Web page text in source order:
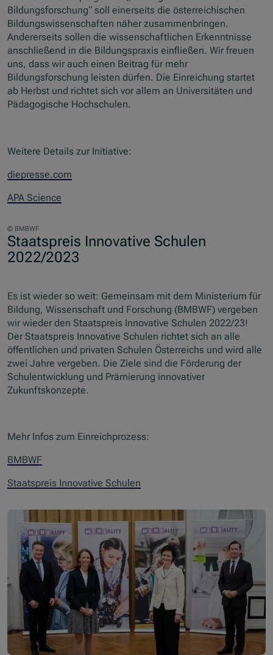
Bildungsforschung“ soll einerseits die österreichischen
Bildungswissenschaften näher zusammenbringen.
Andererseits sollen die wissenschaftlichen Erkenntnisse
anschließend in die Bildungspraxis einfließen. Wir freuen
uns, dass wir auch einen Beitrag für mehr
Bildungsforschung leisten dürfen. Die Einreichung startet
ab Herbst und richtet sich vor allem an Universitäten und
Pädagogische Hochschulen.
Weitere Details zur Initiative:
diepresse.com
APA Science
© BMBWF
Staatspreis Innovative Schulen
2022/2023
Es ist wieder so weit: Gemeinsam mit dem Ministerium für
Bildung, Wissenschaft und Forschung (BMBWF) vergeben
wir wieder den Staatspreis Innovative Schulen 2022/23!
Der Staatspreis Innovative Schulen richtet sich an alle
öffentlichen und privaten Schulen Österreichs und wird alle
zwei Jahre vergeben. Die Ziele sind die Förderung der
Schulentwicklung und Prämierung innovativer
Zukunftskonzepte.
Mehr Infos zum Einreichprozess:
BMBWF
Staatspreis Innovative Schulen